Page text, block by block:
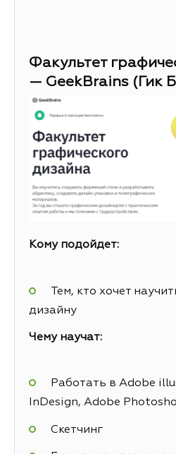
Факультет
— GeekBrains (Гик
Кому подойдет:
Тем, кто хочет
дизайну
Чему научат:
Работать в Adobe
InDesign, Adobe
Скетчинг